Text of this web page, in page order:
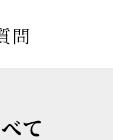
問
て